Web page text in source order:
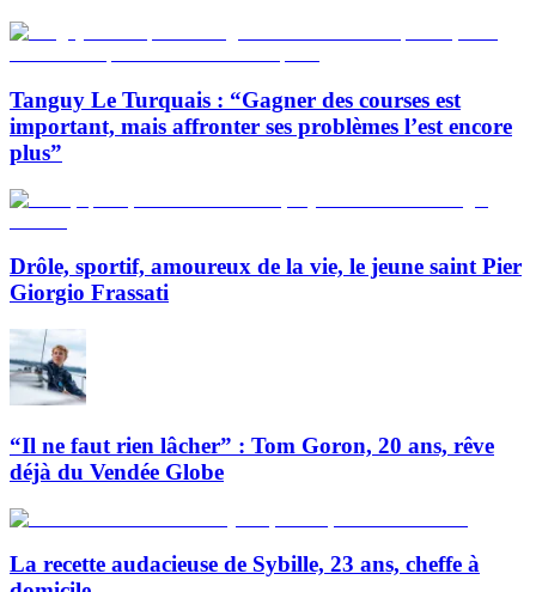
Tanguy Le Turquais : “Gagner des courses est
important, mais affronter ses problèmes l’est encore
plus”
Drôle, sportif, amoureux de la vie, le jeune saint Pier
Giorgio Frassati
“Il ne faut rien lâcher” : Tom Goron, 20 ans, rêve
déjà du Vendée Globe
La recette audacieuse de Sybille, 23 ans, cheffe à